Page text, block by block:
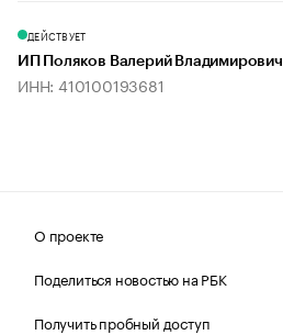
ДЕЙСТВУЕТ
ИП Поляков Валерий Владимирович
ИНН: 410100193681
О проекте
Поделиться новостью на РБК
Получить пробный доступ